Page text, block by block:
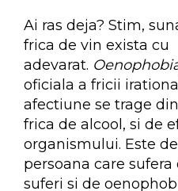
Ai ras deja? Stim,
frica de vin exista cu
adevarat.
oficiala a fricii
afectiune se trage din
frica de alcool, si de
organismului. Este
persoana care
suferi si de